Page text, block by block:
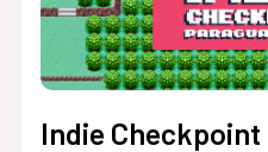
Indie Checkpoint